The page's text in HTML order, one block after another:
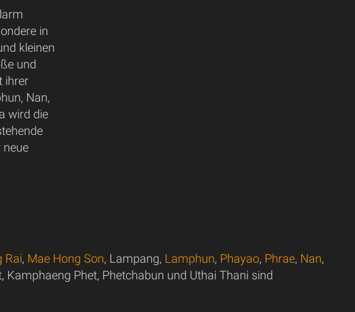
in
kleinen
und
ihrer
Nan,
wird die
Rai, Mae Hong Son, Lampang, Lamphun, Phayao, Phrae, Nan,
Kamphaeng Phet, Phetchabun und Uthai Thani sind